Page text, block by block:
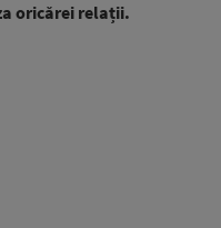
oricărei relații.